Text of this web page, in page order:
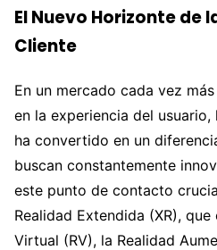
El Nuevo Horizonte de
Cliente
En un mercado cada vez
en la experiencia del
ha convertido en un
buscan constantemente
este punto de contacto
Realidad Extendida (XR),
Virtual (RV), la Realidad